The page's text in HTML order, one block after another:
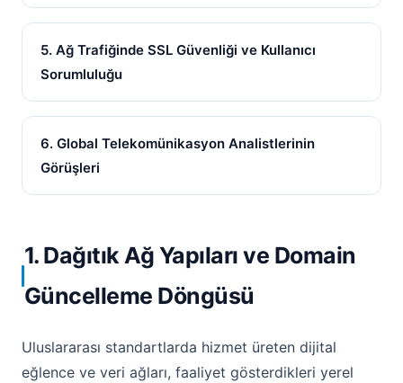
5. Ağ Trafiğinde SSL Güvenliği ve Kullanıcı
Sorumluluğu
6. Global Telekomünikasyon Analistlerinin
Görüşleri
1. Dağıtık Ağ Yapıları ve Domain
Güncelleme Döngüsü
Uluslararası standartlarda hizmet üreten dijital
eğlence ve veri ağları, faaliyet gösterdikleri yerel